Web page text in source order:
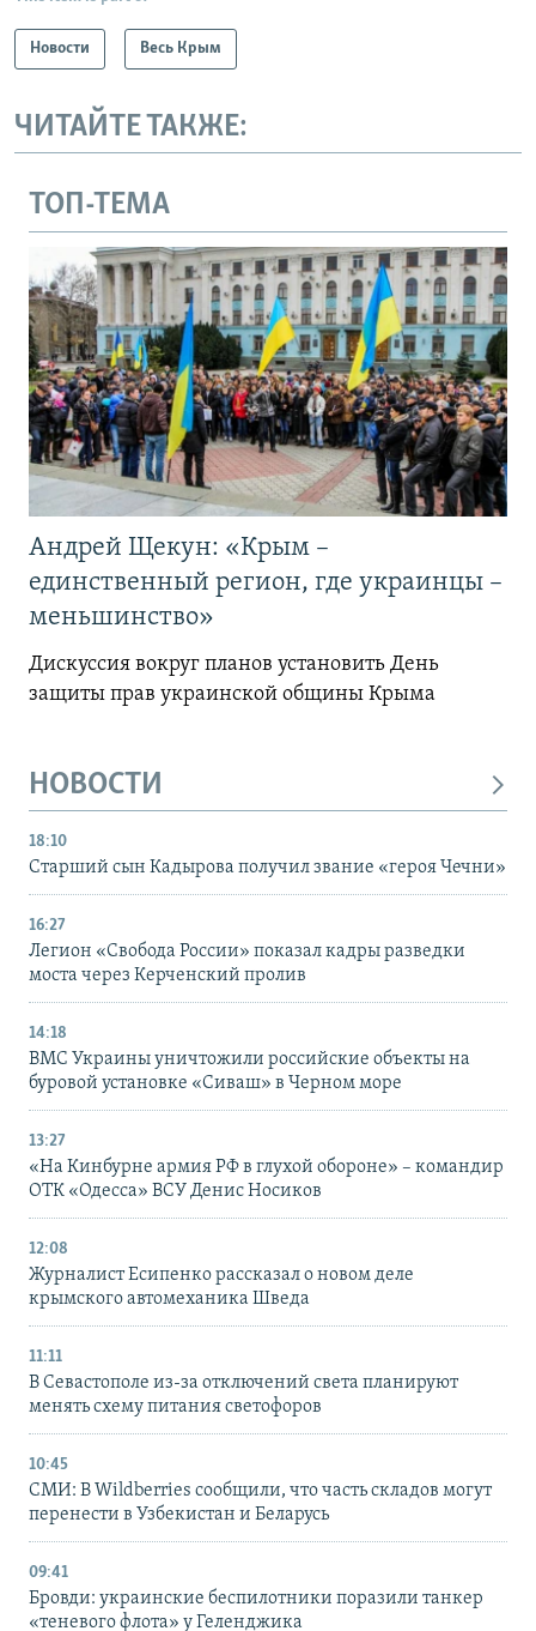
Новости Весь Крым
ЧИТАЙТЕ ТАКЖЕ:
ТОП-ТЕМА
Андрей Щекун: «Крым –
единственный регион, где украинцы –
меньшинство»
Дискуссия вокруг планов установить День
защиты прав украинской общины Крыма
НОВОСТИ
18:10
Старший сын Кадырова получил звание «героя Чечни»
16:27
Легион «Свобода России» показал кадры разведки
моста через Керченский пролив
14:18
ВМС Украины уничтожили российские объекты на
буровой установке «Сиваш» в Черном море
13:27
«На Кинбурне армия РФ в глухой обороне» – командир
ОТК «Одесса» ВСУ Денис Носиков
12:08
Журналист Есипенко рассказал о новом деле
крымского автомеханика Шведа
11:11
В Севастополе из-за отключений света планируют
менять схему питания светофоров
10:45
СМИ: В Wildberries сообщили, что часть складов могут
перенести в Узбекистан и Беларусь
09:41
Бровди: украинские беспилотники поразили танкер
«теневого флота» у Геленджика